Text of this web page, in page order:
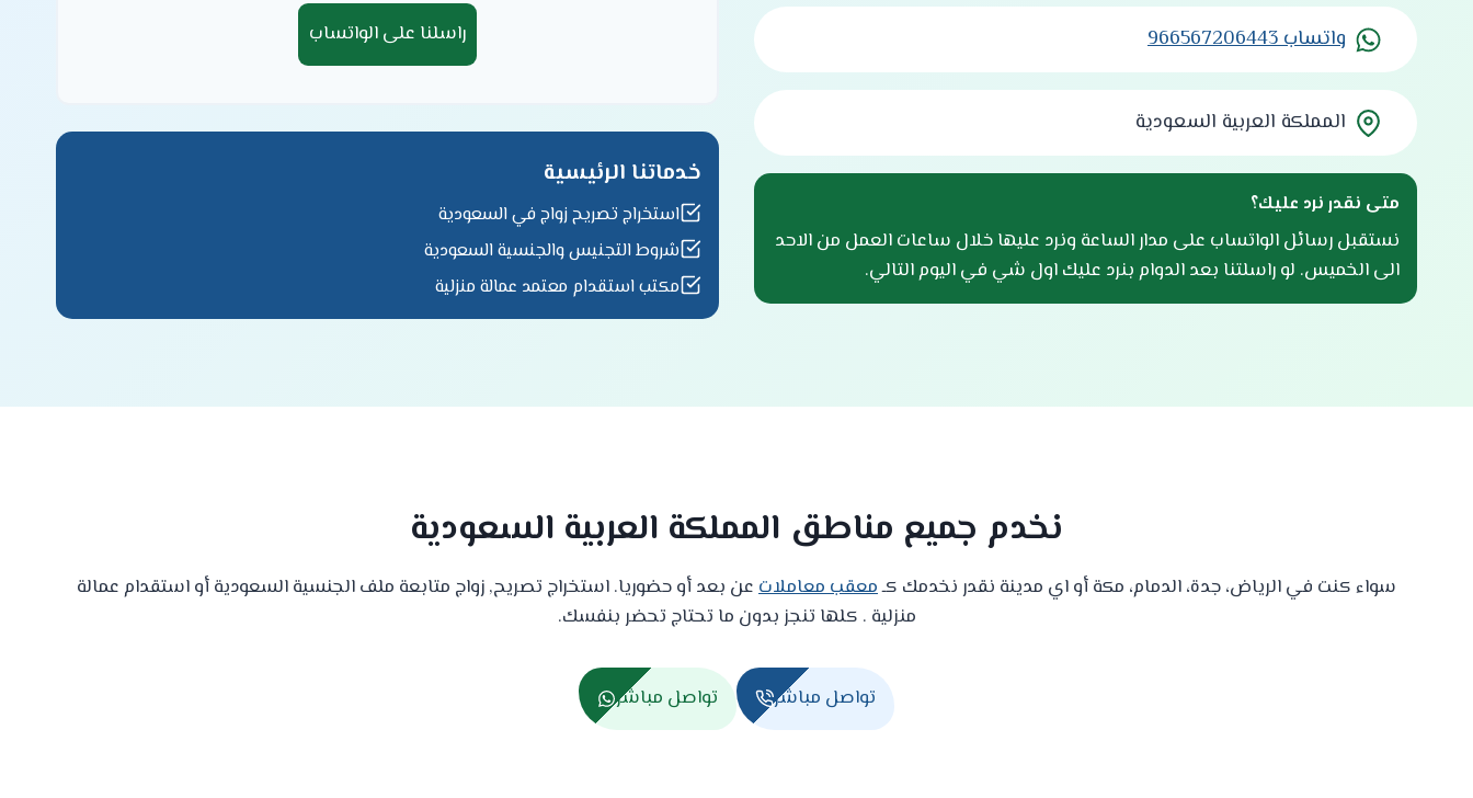
واتساب 966567206443
المملكة العربية السعودية
متى نقدر نرد عليك؟
نستقبل رسائل الواتساب على مدار الساعة ونرد عليها خلال ساعات العمل من الاحد
الى الخميس. لو راسلتنا بعد الدوام بنرد عليك اول شي في اليوم التالي.
راسلنا على الواتساب
خدماتنا الرئيسية
استخراج تصريح زواج في السعودية
شروط التجنيس والجنسية السعودية
مكتب استقدام معتمد عمالة منزلية
نخدم جميع مناطق المملكة العربية السعودية
سواء كنت في الرياض، جدة، الدمام، مكة أو اي مدينة نقدر نخدمك كـمعقب معاملاتعن بعد أو حضوريا. استخراج تصريح, زواج متابعة ملف الجنسية السعودية أو استقدام عمالة
منزلية . كلها تنجز بدون ما تحتاج تحضر بنفسك.
تواصل مباشر تواصل مباشر